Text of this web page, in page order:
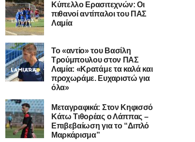
Κύπελλο Ερασιτεχνών: Οι
πιθανοί αντίπαλοι του ΠΑΣ
Λαμία
Το «αντίο» του Βασίλη
Τρούμπουλου στον ΠΑΣ
Λαμία: «Κρατάμε τα καλά και
προχωράμε. Ευχαριστώ για
όλα»
Μεταγραφικά: Στον Κηφισσό
Κάτω Τιθορέας ο Λάππας –
Επιβεβαίωση για το “Διπλό
Μαρκάρισμα”